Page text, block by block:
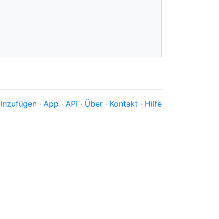
· App · API · Über · Kontakt · Hilfe